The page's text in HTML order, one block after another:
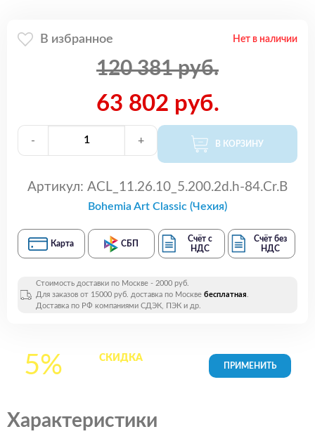
В избранное Нет в наличии
120 381 руб.
63 802 руб.
- + В КОРЗИНУ
Артикул: ACL_11.26.10_5.200.2d.h-84.Cr.B
Bohemia Art Classic (Чехия)
Карта СБП
Счёт с
НДС
Счёт без
НДС
Стоимость доставки по Москве - 2000 руб.
Для заказов от 15000 руб. доставка по Москве бесплатная.
Доставка по РФ компаниями СДЭК, ПЭК и др.
5% СКИДКАна все
Характеристики